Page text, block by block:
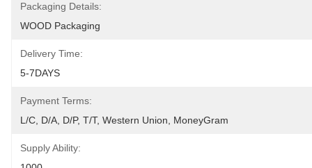
Packaging Details:
WOOD Packaging
Delivery Time:
5-7DAYS
Payment Terms:
L/C, D/A, D/P, T/T, Western Union, MoneyGram
Supply Ability: